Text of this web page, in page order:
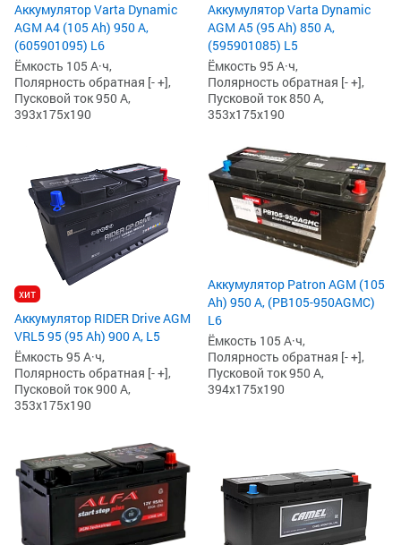
Аккумулятор Varta Dynamic
AGM A4 (105 Ah) 950 А,
(605901095) L6
Ёмкость 105 А·ч,
Полярность обратная [- +],
Пусковой ток 950 А,
393x175x190
Аккумулятор Varta Dynamic
AGM A5 (95 Ah) 850 А,
(595901085) L5
Ёмкость 95 А·ч,
Полярность обратная [- +],
Пусковой ток 850 А,
353x175x190
хит
Аккумулятор RIDER Drive AGM
VRL5 95 (95 Ah) 900 А, L5
Ёмкость 95 А·ч,
Полярность обратная [- +],
Пусковой ток 900 А,
353x175x190
Аккумулятор Patron AGM (105
Ah) 950 А, (PB105-950AGMC)
L6
Ёмкость 105 А·ч,
Полярность обратная [- +],
Пусковой ток 950 А,
394x175x190